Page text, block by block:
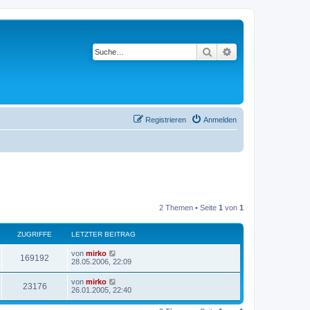
Suche
Anmelden
Registrieren
2 Themen • Seite 1 von 1
ZUGRIFFE LETZTER BEITRAG
169192
u
L
e
t
e
r
von mirko
28.05.2006, 22:09
23176Z
u
L
e
z
von mirko
26.01.2005, 22:40